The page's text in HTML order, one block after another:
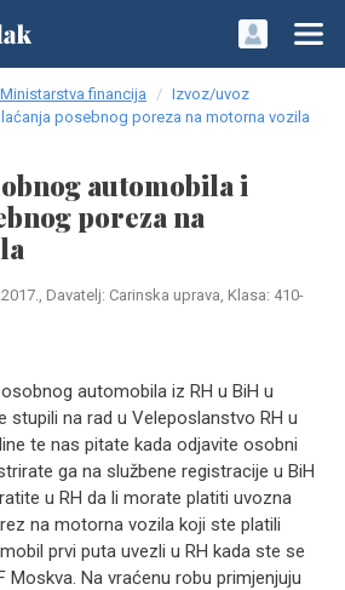
financija
Izvoz/uvoz
posebnog poreza na motorna vozila
automobila i
poreza na
Davatelj: Carinska uprava, Klasa: 410-
automobila iz RH u BiH u
stupili na rad u Veleposlanstvo RH u
te nas pitate kada odjavite osobni
ga na službene registracije u BiH
u RH da li morate platiti uvozna
na motorna vozila koji ste platili
prvi puta uvezli u RH kada ste se
Moskva. Na vraćenu robu primjenjuju